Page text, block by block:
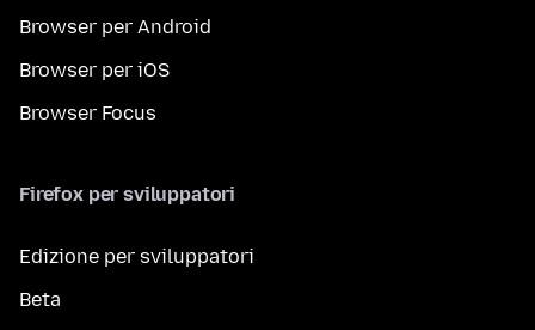
Browser per Android
Browser per iOS
Browser Focus
Firefox per sviluppatori
Edizione per sviluppatori
Beta